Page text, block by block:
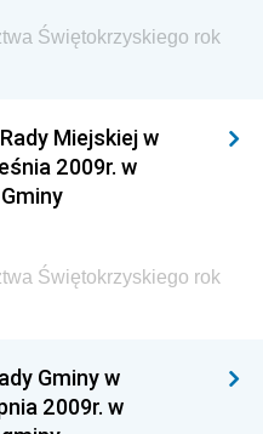
Dyrekcji Dróg
Środowiska
Edukacji
Przemysłu
Finansów i Gospodarki
Świętokrzyskiego rok
Miejskiej w
2009r. w
Świętokrzyskiego rok
Gminy w
2009r. w